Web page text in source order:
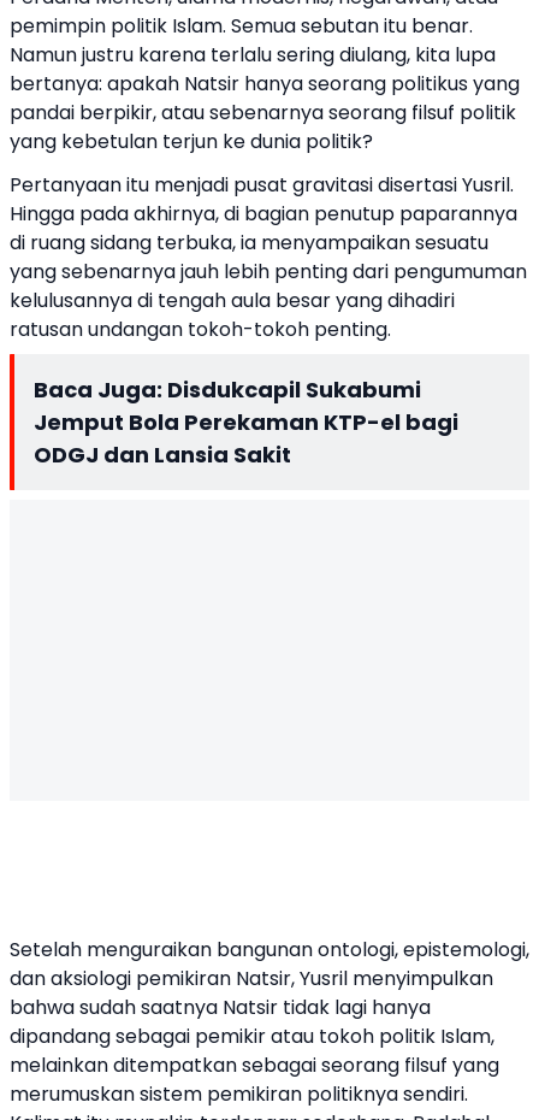
pemimpin politik Islam. Semua sebutan itu benar.
Namun justru karena terlalu sering diulang, kita lupa
bertanya: apakah Natsir hanya seorang politikus yang
pandai berpikir, atau sebenarnya seorang filsuf politik
yang kebetulan terjun ke dunia politik?
Pertanyaan itu menjadi pusat gravitasi disertasi Yusril.
Hingga pada akhirnya, di bagian penutup paparannya
di ruang sidang terbuka, ia menyampaikan sesuatu
yang sebenarnya jauh lebih penting dari pengumuman
kelulusannya di tengah aula besar yang dihadiri
ratusan undangan tokoh-tokoh penting.
Baca Juga: Disdukcapil Sukabumi
Jemput Bola Perekaman KTP-el bagi
ODGJ dan Lansia Sakit
Setelah menguraikan bangunan ontologi, epistemologi,
dan aksiologi pemikiran Natsir, Yusril menyimpulkan
bahwa sudah saatnya Natsir tidak lagi hanya
dipandang sebagai pemikir atau tokoh politik Islam,
melainkan ditempatkan sebagai seorang filsuf yang
merumuskan sistem pemikiran politiknya sendiri.